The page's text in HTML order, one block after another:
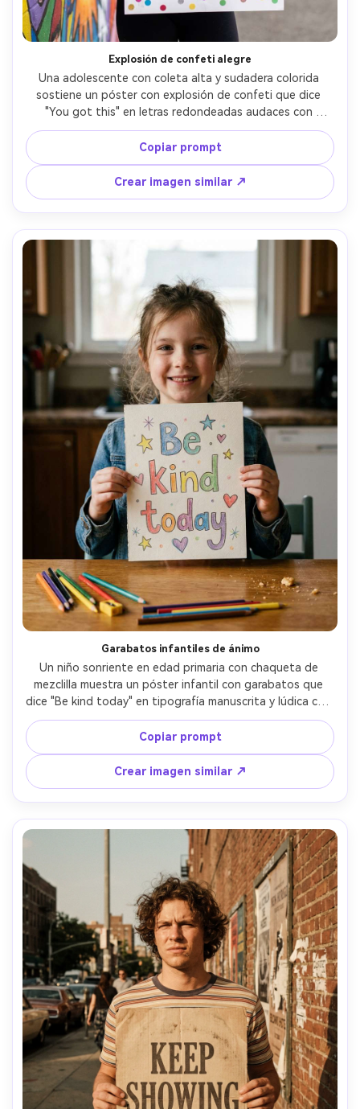
Explosión de confeti alegre
Una adolescente con coleta alta y sudadera colorida
sostiene un póster con explosión de confeti que dice
"You got this" en letras redondeadas audaces con
puntos vibrantes y espacio blanco limpio, tomada en
exteriores cerca de un mural, luz brillante y difusa, Fujifilm
X-T5, 56mm f/1.2, encuadre vertical de medio cuerpo,
ambiente enérgico, textura de piel realista, bordes
nítidos, alta resolución, color optimista --ar 4:5
Copiar prompt
Crear imagen similar ↗
Garabatos infantiles de ánimo
Un niño sonriente en edad primaria con chaqueta de
mezclilla muestra un póster infantil con garabatos que
dice "Be kind today" en tipografía manuscrita y lúdica con
estrellas y corazones simples, fotografiado en la mesa de
la cocina con lápices de colores cerca, luz suave de
ventana por la tarde, Canon EOS R6, 50mm f/2, retrato
vertical cercano, ambiente familiar y cálido, textura
realista de piel, sombras naturales, textura de papel
visible, enfoque nítido --ar 4:5
Copiar prompt
Crear imagen similar ↗